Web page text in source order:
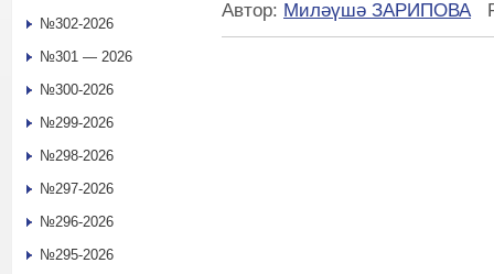
Автор: Миләүшә ЗАРИПОВА
№302-2026
№301 — 2026
№300-2026
№299-2026
№298-2026
№297-2026
№296-2026
№295-2026